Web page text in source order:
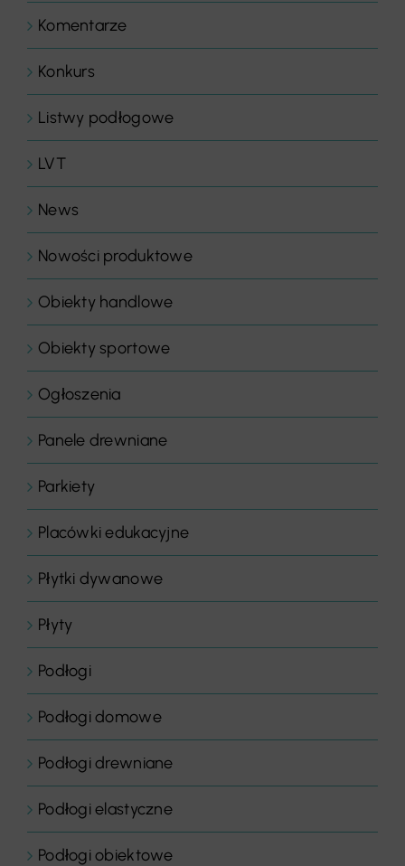
Komentarze
Konkurs
Listwy podłogowe
LVT
News
Nowości produktowe
Obiekty handlowe
Obiekty sportowe
Ogłoszenia
Panele drewniane
Parkiety
Placówki edukacyjne
Płytki dywanowe
Płyty
Podłogi
Podłogi domowe
Podłogi drewniane
Podłogi elastyczne
Podłogi obiektowe